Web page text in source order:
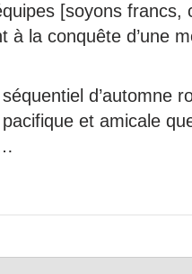
[soyons francs,
à la conquête d’une
d’automne
et amicale